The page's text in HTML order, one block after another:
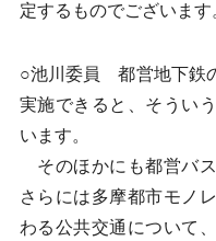
定するものでございます
○池川委員 都営地下鉄
実施できると、そうい
います。
そのほかにも都営バス
さらには多摩都市モノ
わる公共交通について